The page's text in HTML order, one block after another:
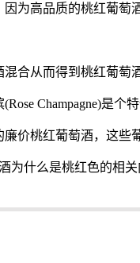
为高品质的桃红葡
合从而得到桃红葡萄
Champagne)是
价桃红葡萄酒，这些
为什么是桃红色的相